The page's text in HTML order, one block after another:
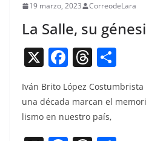
19 marzo, 2023 CorreodeLara
La Salle, su
X F
a
c
e
b
T
re
a
d
o
m
Iván Brito López
una déca­da mar­can el
lis­mo en nue­stro país,